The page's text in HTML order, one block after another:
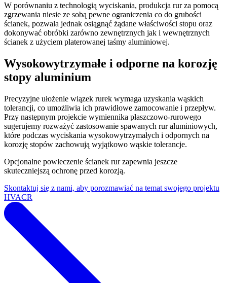
W porównaniu z technologią wyciskania, produkcja rur za pomocą
zgrzewania niesie ze sobą pewne ograniczenia co do grubości
ścianek, pozwala jednak osiągnąć żądane właściwości stopu oraz
dokonywać obróbki zarówno zewnętrznych jak i wewnętrznych
ścianek z użyciem platerowanej taśmy aluminiowej.
Wysokowytrzymałe i odporne na korozję
stopy aluminium
Precyzyjne ułożenie wiązek rurek wymaga uzyskania wąskich
tolerancji, co umożliwia ich prawidłowe zamocowanie i przepływ.
Przy następnym projekcie wymiennika płaszczowo-rurowego
sugerujemy rozważyć zastosowanie spawanych rur aluminiowych,
które podczas wyciskania wysokowytrzymałych i odpornych na
korozję stopów zachowują wyjątkowo wąskie tolerancje.
Opcjonalne powleczenie ścianek rur zapewnia jeszcze
skuteczniejszą ochronę przed korozją.
Skontaktuj się z nami, aby porozmawiać na temat swojego projektu
HVACR